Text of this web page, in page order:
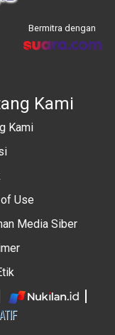
Bermitra dengan
Kami
Kami
Use
Media Siber